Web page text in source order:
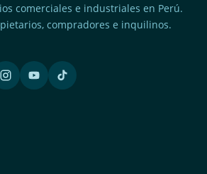
comerciales e industriales en Perú.
compradores e inquilinos.